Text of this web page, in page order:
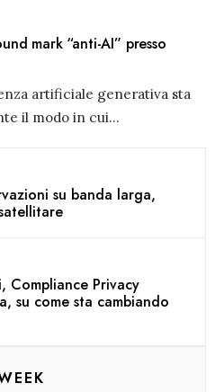
mark “anti-AI” presso
artificiale generativa sta
il modo in cui...
su banda larga,
Compliance Privacy
su come sta cambiando